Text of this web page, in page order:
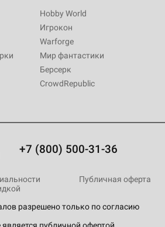
Hobby World
Игрокон
Warforge
Мир фантастики
Берсерк
CrowdRepublic
+7 (800) 500-31-36
разрешено только по согласию
Публичная оферта